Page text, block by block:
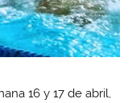
16 y 17 de abril,